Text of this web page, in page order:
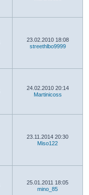
23.02.2010 18:08
streethlbo9999
24.02.2010 20:14
Martinicoss
23.11.2014 20:30
Miso122
25.01.2011 18:05
mino_85